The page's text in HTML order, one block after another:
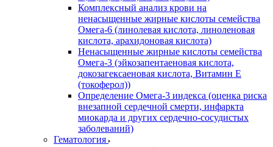
Комплексный анализ крови на
ненасыщенные жирные кислоты семейства
Омега-6 (линолевая кислота, линоленовая
кислота, арахидоновая кислота)
Ненасыщенные жирные кислоты семейства
Омега-3 (эйкозапентаеновая кислота,
докозагексаеновая кислота, Витамин E
(токоферол))
Определение Омега-3 индекса (оценка риска
внезапной сердечной смерти, инфаркта
миокарда и других сердечно-сосудистых
заболеваний)
Гематология